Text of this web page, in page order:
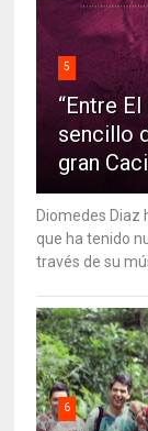
5
“Entre
sencillo
gran
Diomedes Diaz
que ha tenido
través de su
6